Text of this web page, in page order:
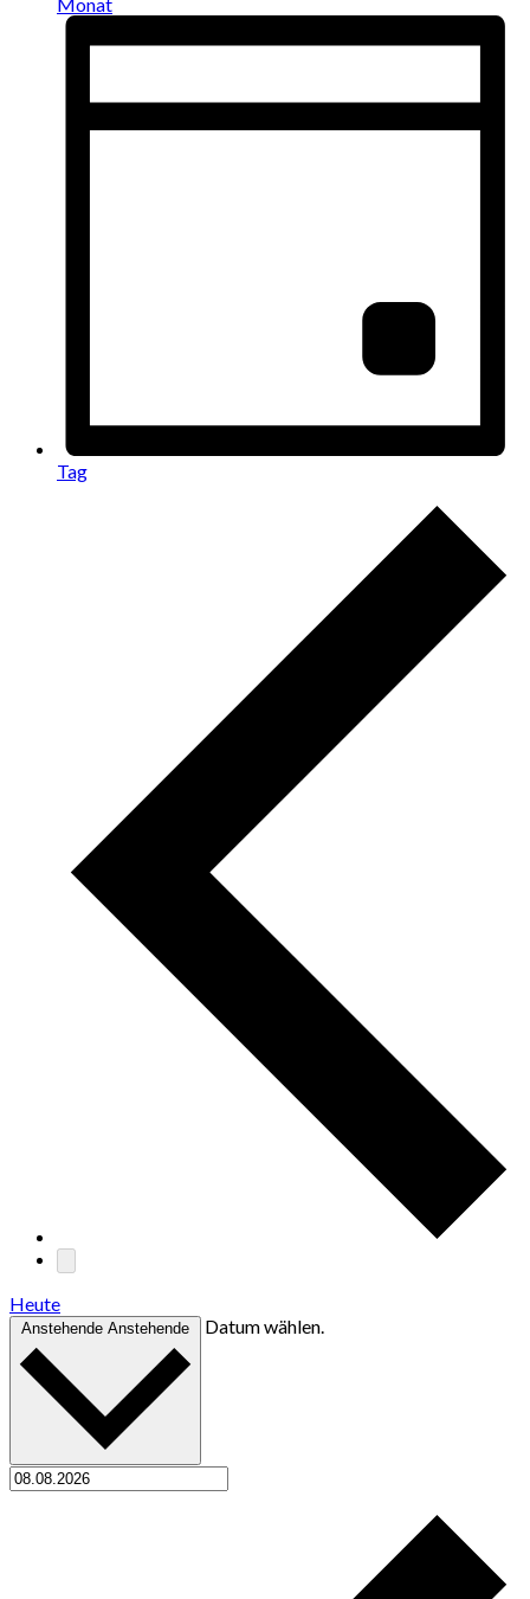
Monat
Tag
Heute
Anstehende Anstehende Datum wählen.